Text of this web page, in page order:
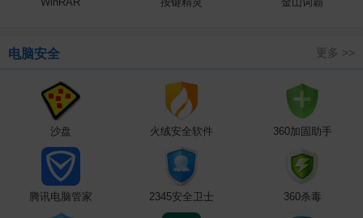
电脑安全 更多 >>
沙盘 火绒安全软件 360加固助手
腾讯电脑管家 2345安全卫士 360杀毒